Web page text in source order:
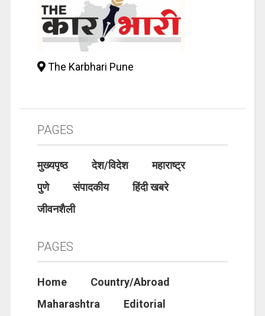
The Karbhari Pune
PAGES
मुख्यपृष्ठ देश/विदेश
महाराष्ट्र
पुणे
संपादकीय
हिंदी खबरे
जीवनशैली
PAGES
Home
Country/Abroad
Maharashtra
Editorial